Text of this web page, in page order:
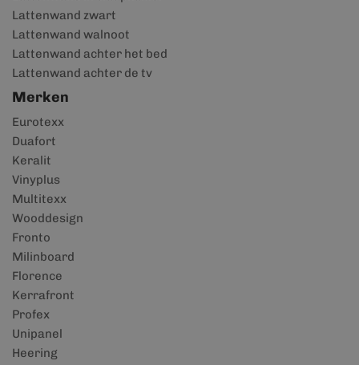
Lattenwand zwart
Lattenwand walnoot
Lattenwand achter het bed
Lattenwand achter de tv
Merken
Eurotexx
Duafort
Keralit
Vinyplus
Multitexx
Wooddesign
Fronto
Milinboard
Florence
Kerrafront
Profex
Unipanel
Heering